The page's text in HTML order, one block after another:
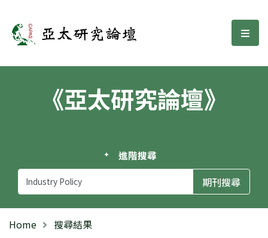
亞太研究論壇 選
《亞太研究論壇》
進階搜尋
Home 搜尋結果